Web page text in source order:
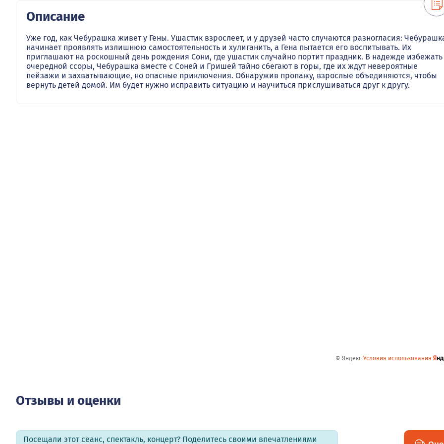
Описание
Уже год, как Чебурашка живет у Гены. Ушастик взрослеет, и у друзей часто случаются разногласия:
начинает проявлять излишнюю самостоятельность и хулиганить, а Гена пытается его воспитывать. Их
приглашают на роскошный день рождения Сони, где ушастик случайно портит праздник. В надежде избежать
очередной ссоры, Чебурашка вместе с Соней и Гришей тайно сбегают в горы, где их ждут невероятные
пейзажи и захватывающие, но опасные приключения. Обнаружив пропажу, взрослые объединяются, чтобы
вернуть детей домой. Им будет нужно исправить ситуацию и научиться прислушиваться друг к другу.
© Яндекс Условия использования
Отзывы и оценки
Посещали этот сеанс, спектакль, концерт? Поделитесь своими впечатлениями